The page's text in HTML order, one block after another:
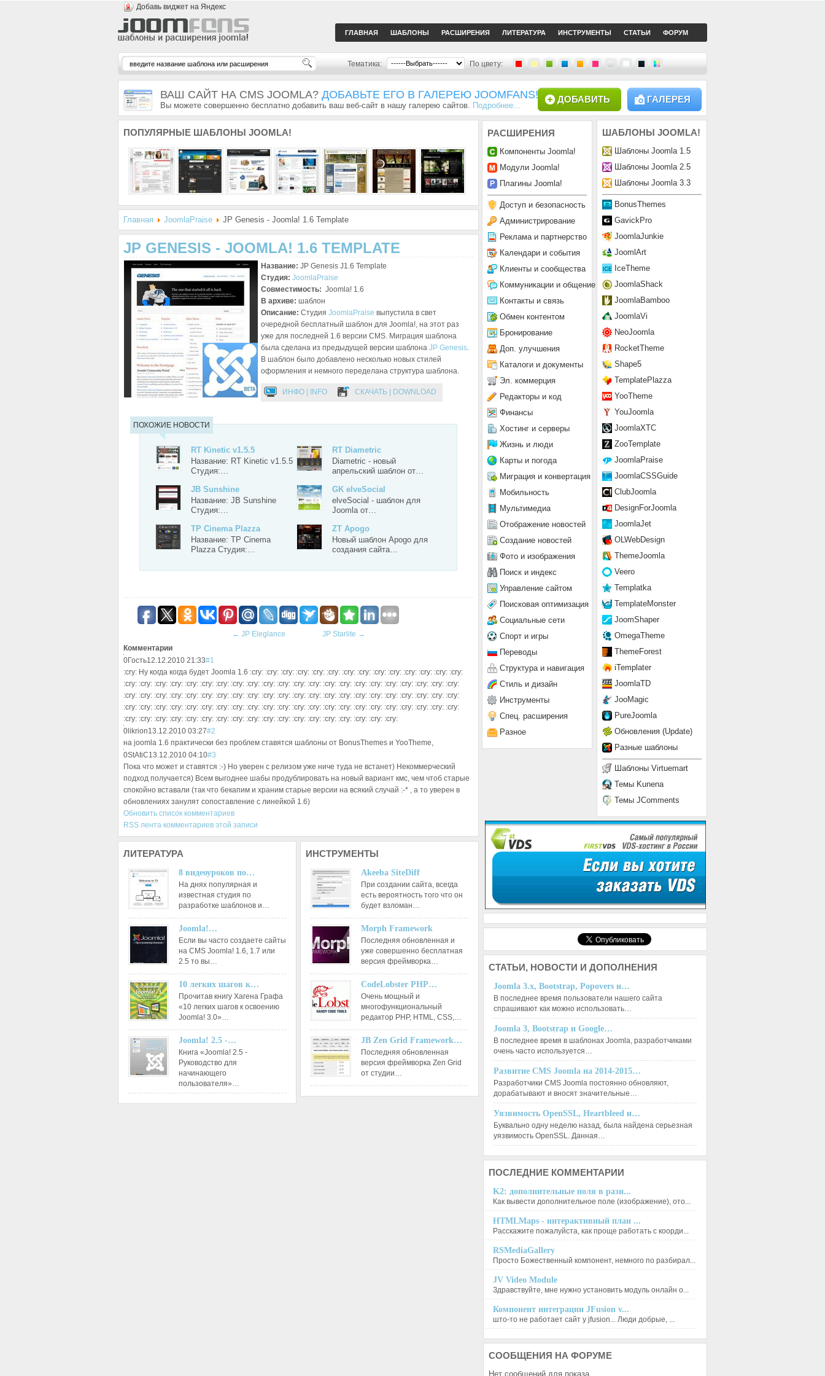
Добавь виджет на Яндекс
ГЛАВНАЯ ШАБЛОНЫ РАСШИРЕНИЯ ЛИТЕРАТУРА ИНСТРУМЕНТЫ СТАТЬИ ФОРУМ
Тематика: По цвету:
ВАШ САЙТ НА CMS JOOMLA? ДОБАВЬТЕ ЕГО В ГАЛЕРЕЮ JOOMFANS!
Вы можете совершенно бесплатно добавить ваш веб-сайт в нашу галерею сайтов. Подробнее...
ГАЛЕРЕЯ
ДОБАВИТЬ
ПОПУЛЯРНЫЕ ШАБЛОНЫ JOOMLA!
Главная JoomlaPraise JP Genesis - Joomla! 1.6 Template
JP GENESIS - JOOMLA! 1.6 TEMPLATE
Название: JP Genesis J1.6 Template
Студия: JoomlaPraise
Совместимость: Joomla! 1.6
В архиве: шаблон
Описание: Студия JoomlaPraise выпустила в свет
очередной бесплатный шаблон для Joomla!, на этот раз
уже для последней 1.6 версии CMS. Миграция шаблона
была сделана из предыдущей версии шаблона JP Genesis.
В шаблон было добавлено несколько новых стилей
оформления и немного переделана структура шаблона.
ИНФО | INFO СКАЧАТЬ | DOWNLOAD
ПОХОЖИЕ НОВОСТИ
RT Kinetic v1.5.5
Название: RT Kinetic v1.5.5
Студия:…
RT Diametric
Diametric - новый
апрельский шаблон от…
JB Sunshine
Название: JB Sunshine
Студия:…
GK elveSocial
elveSocial - шаблон для
Joomla от…
TP Cinema Plazza
Название: TP Cinema
Plazza Студия:…
ZT Apogo
Новый шаблон Apogo для
создания сайта…
← JP Eleglance JP Starlite →
Комментарии
0Гость12.12.2010 21:33#1
:cry: Ну когда когда будет Joomla 1.6 :cry: :cry: :cry: :cry: :cry: :cry: :cry: :cry: :cry: :cry: :cry: :cry: :cry: :cry:
:cry: :cry: :cry: :cry: :cry: :cry: :cry: :cry: :cry: :cry: :cry: :cry: :cry: :cry: :cry: :cry: :cry: :cry: :cry: :cry: :cry: :cry:
:cry: :cry: :cry: :cry: :cry: :cry: :cry: :cry: :cry: :cry: :cry: :cry: :cry: :cry: :cry: :cry: :cry: :cry: :cry: :cry: :cry: :cry:
:cry: :cry: :cry: :cry: :cry: :cry: :cry: :cry: :cry: :cry: :cry: :cry: :cry: :cry: :cry: :cry: :cry: :cry: :cry: :cry: :cry: :cry:
:cry: :cry: :cry: :cry: :cry: :cry: :cry: :cry: :cry: :cry: :cry: :cry: :cry: :cry: :cry: :cry: :cry: :cry:
0 likrion13.12.2010 03:27#2
на joomla 1.6 практически без проблем ставятся шаблоны от BonusThemes и YooTheme,
0StAtiC13.12.2010 04:10#3
Пока что может и ставятся :-) Но уверен с релизом уже ниче туда не встанет) Некоммерческий
подход получается) Всем выгоднее шабы продублировать на новый вариант кмс, чем чтоб старые
спокойно вставали (так что бекапим и храним старые версии на всякий случай :-* , а то уверен в
обновлениях занулят сопоставление с линейкой 1.6)
Обновить список комментариев
RSS лента комментариев этой записи
ЛИТЕРАТУРА
8 видеоуроков по…
На днях популярная и
известная студия по
разработке шаблонов и…
Joomla!…
Если вы часто создаете сайты
на CMS Joomla! 1.6, 1.7 или
2.5 то вы…
10 легких шагов к…
Прочитав книгу Хагена Графа
«10 легких шагов к освоению
Joomla! 3.0»…
Joomla! 2.5 -…
Книга «Joomla! 2.5 -
Руководство для
начинающего
пользователя»…
ИНСТРУМЕНТЫ
Akeeba SiteDiff
При создании сайта, всегда
есть вероятность того что он
будет взломан…
Morph Framework
Последняя обновленная и
уже совершенно бесплатная
версия фреймворка…
CodeLobster PHP…
Очень мощный и
многофункциональный
редактор РНР, HTML, CSS,…
JB Zen Grid Framework…
Последняя обновленная
версия фреймворка Zen Grid
от студии…
ШАБЛОНЫ JOOMLA!
Шаблоны Joomla 1.5
Шаблоны Joomla 2.5
Шаблоны Joomla 3.3
BonusThemes
GavickPro
JoomlaJunkie
JoomlArt
IceTheme
JoomlaShack
JoomlaBamboo
JoomlaVi
NeoJoomla
RocketTheme
Shape5
TemplatePlazza
YooTheme
YouJoomla
JoomlaXTC
ZooTemplate
JoomlaPraise
JoomlaCSSGuide
ClubJoomla
DesignForJoomla
JoomlaJet
OLWebDesign
ThemeJoomla
Veero
Templatka
TemplateMonster
JoomShaper
OmegaTheme
ThemeForest
iTemplater
JoomlaTD
JooMagic
PureJoomla
Обновления (Update)
Разные шаблоны
Шаблоны Virtuemart
Темы Kunena
Темы JComments
РАСШИРЕНИЯ
Компоненты Joomla!
Модули Joomla!
Плагины Joomla!
Доступ и безопасность
Администрирование
Реклама и партнерство
Календари и события
Клиенты и сообщества
Коммуникации и общение
Контакты и связь
Обмен контентом
Бронирование
Доп. улучшения
Каталоги и документы
Эл. коммерция
Редакторы и код
Финансы
Хостинг и серверы
Жизнь и люди
Карты и погода
Миграция и конвертация
Мобильность
Мультимедиа
Отображение новостей
Создание новостей
Фото и изображения
Поиск и индекс
Управление сайтом
Поисковая оптимизация
Социальные сети
Спорт и игры
Переводы
Структура и навигация
Стиль и дизайн
Инструменты
Спец. расширения
Разное
СТАТЬИ, НОВОСТИ И ДОПОЛНЕНИЯ
Joomla 3.x, Bootstrap, Popovers и…
В последнее время пользователи нашего сайта
спрашивают как можно использовать…
Joomla 3, Bootstrap и Google…
В последнее время в шаблонах Joomla, разработчиками
очень часто используется…
Развитие CMS Joomla на 2014-2015…
Разработчики CMS Joomla постоянно обновляют,
дорабатывают и вносят значительные…
Уязвимость OpenSSL, Heartbleed и…
Буквально одну неделю назад, была найдена серьезная
уязвимость OpenSSL. Данная…
ПОСЛЕДНИЕ КОММЕНТАРИИ
K2: дополнительные поля в разн...
Как вывести дополнительное поле (изображение), ото...
HTMLMaps - интерактивный план ...
Расскажите пожалуйста, как проще работать с коорди...
RSMediaGallery
Просто Божественный компонент, немного по разбирал...
JV Video Module
Здравствуйте, мне нужно установить модуль онлайн о...
Компонент интеграции JFusion v...
што-то не работает сайт у jfusion... Люди добрые, ...
СООБЩЕНИЯ НА ФОРУМЕ
Нет сообщений для показа